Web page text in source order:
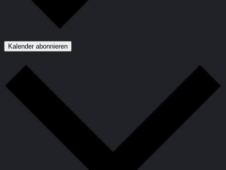
Kalender abonnieren